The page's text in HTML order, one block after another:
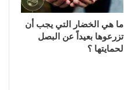
ما هي الخضار التي يجب أن
تزرعوها بعيداً عن البصل
لحمايتها ؟